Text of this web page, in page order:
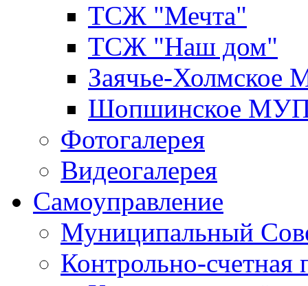
ТСЖ "Мечта"
ТСЖ "Наш дом"
Заячье-
Шопшинское
Фотогалерея
Видеогалерея
Самоуправление
Муниципальный
Контрольно-счетная